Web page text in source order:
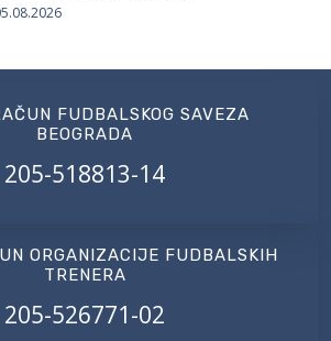
FUDBALSKOG SAVEZA
BEOGRADA
205-518813-14
ORGANIZACIJE FUDBALSKIH
TRENERA
205-526771-02